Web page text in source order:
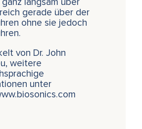
ganz langsam über
gerade über der
ohne sie jedoch
von Dr. John
weitere
unter